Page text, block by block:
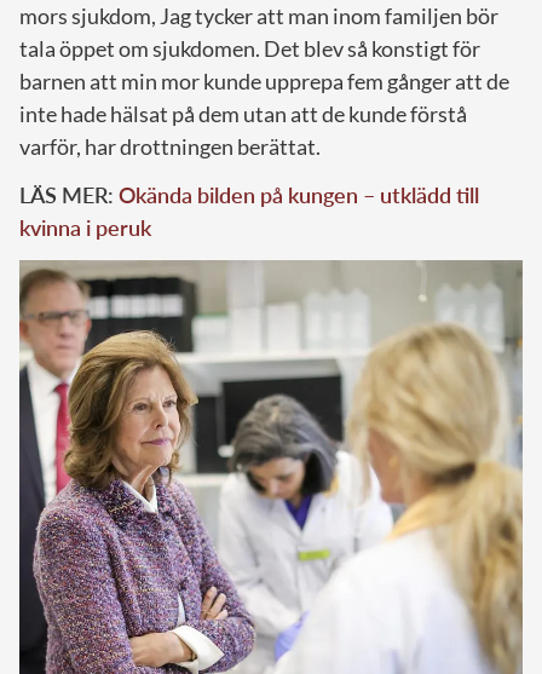
mors sjukdom, Jag tycker att man inom familjen bör
tala öppet om sjukdomen. Det blev så konstigt för
barnen att min mor kunde upprepa fem gånger att de
inte hade hälsat på dem utan att de kunde förstå
varför, har drottningen berättat.
LÄS MER: Okända bilden på kungen – utklädd till
kvinna i peruk